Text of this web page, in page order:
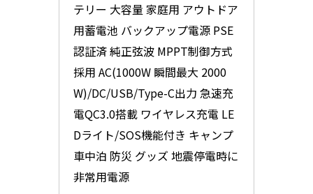
テリー 大容量 家庭用 アウトドア
用蓄電池 バックアップ電源 PSE
認証済 純正弦波 MPPT制御方式
採用 AC(1000W 瞬間最大 2000
W)/DC/USB/Type-C出力 急速充
電QC3.0搭載 ワイヤレス充電 LE
Dライト/SOS機能付き キャンプ
車中泊 防災 グッズ 地震停電時に
非常用電源